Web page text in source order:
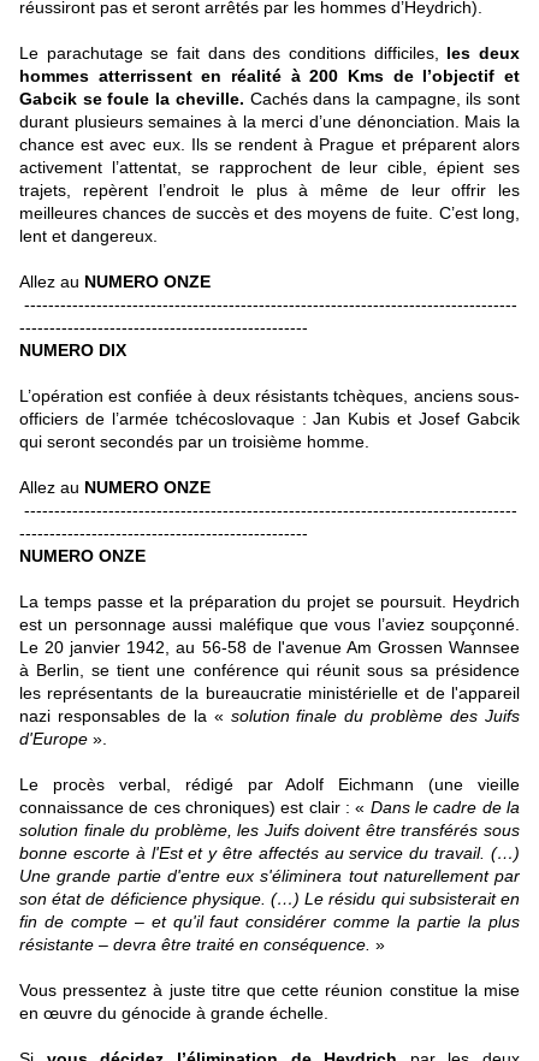
réussiront pas et seront arrêtés par les hommes d’Heydrich).
Le parachutage se fait dans des conditions difficiles, les deux
hommes atterrissent en réalité à 200 Kms de l’objectif et
Gabcik se foule la cheville. Cachés dans la campagne, ils sont
durant plusieurs semaines à la merci d’une dénonciation. Mais la
chance est avec eux. Ils se rendent à Prague et préparent alors
activement l’attentat, se rapprochent de leur cible, épient ses
trajets, repèrent l’endroit le plus à même de leur offrir les
meilleures chances de succès et des moyens de fuite. C’est long,
lent et dangereux.
Allez au NUMERO ONZE
----------------------------------------------------------------------------------
------------------------------------------------
NUMERO DIX
L’opération est confiée à deux résistants tchèques, anciens sous-
officiers de l’armée tchécoslovaque : Jan Kubis et Josef Gabcik
qui seront secondés par un troisième homme.
Allez au NUMERO ONZE
----------------------------------------------------------------------------------
------------------------------------------------
NUMERO ONZE
La temps passe et la préparation du projet se poursuit. Heydrich
est un personnage aussi maléfique que vous l’aviez soupçonné.
Le 20 janvier 1942, au 56-58 de l'avenue Am Grossen Wannsee
à Berlin, se tient une conférence qui réunit sous sa présidence
les représentants de la bureaucratie ministérielle et de l'appareil
nazi responsables de la « solution finale du problème des Juifs
d'Europe ».
Le procès verbal, rédigé parAdolf Eichmann (une vieille
connaissance de ces chroniques) est clair : « Dans le cadre de la
solution finale du problème, les Juifs doivent être transférés sous
bonne escorte à l'Est et y être affectés au service du travail. (…)
Une grande partie d'entre eux s'éliminera tout naturellement par
son état de déficience physique. (…) Le résidu qui subsisterait en
fin de compte – et qu'il faut considérer comme la partie la plus
résistante – devra être traité en conséquence. »
Vous pressentez à juste titre que cette réunion constitue la mise
en œuvre du génocide à grande échelle.